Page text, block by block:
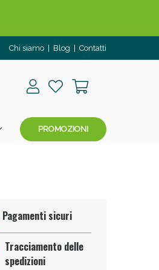
Chi siamo Blog Contatti
PROMOZIONI
Pagamenti sicuri
Tracciamento delle
spedizioni